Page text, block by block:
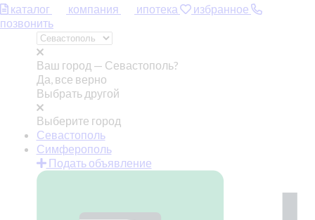
каталог компания ипотека
избранное
позвонить
Ваш город — Севастополь?
Да, все верно
Выбрать другой
Выберите город
Севастополь
Симферополь
Подать объявление